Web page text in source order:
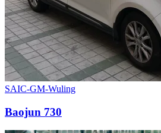
SAIC-GM-Wuling
Baojun 730